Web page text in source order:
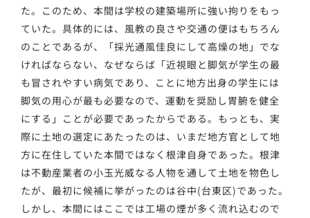
た。このため、本間は学校の建築場所に強い拘りをもっ
ていた。具体的には、風教の良さや交通の便はもちろん
のことであるが、「採光通風佳良にして高燥の地」でな
ければならない、なぜならば「近視眼と脚気が学生の最
も冒されやすい病気であり、ことに地方出身の学生には
脚気の用心が最も必要なので、運動を奨励し胃腑を健全
にする」ことが必要であったからである。もっとも、実
際に土地の選定にあたったのは、いまだ地方官として地
方に在住していた本間ではなく根津自身であった。根津
は不動産業者の小玉光威なる人物を通して土地を物色し
たが、最初に候補に挙がったのは谷中(台東区)であった。
しかし、本間にはここでは工場の煙が多く流れ込むので